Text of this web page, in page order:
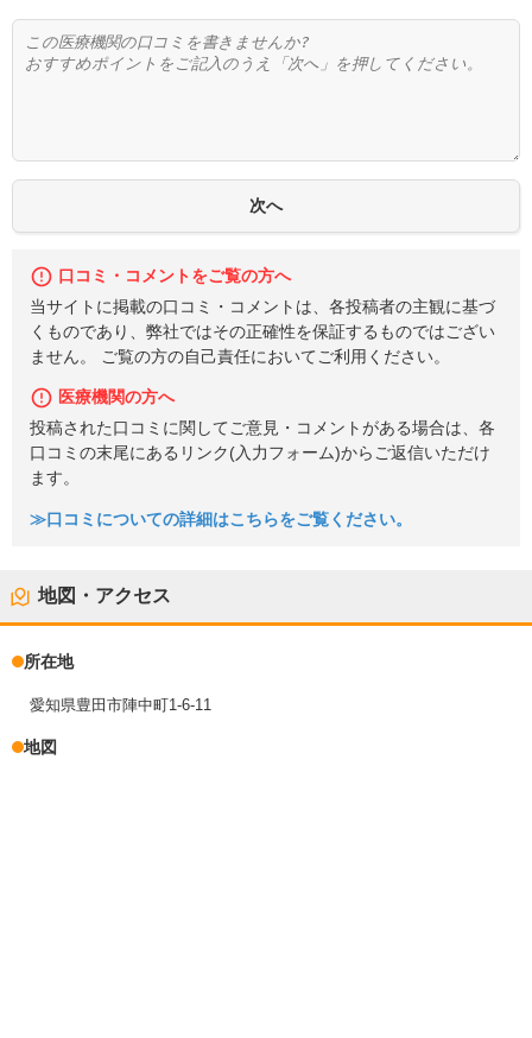
口コミ・コメントをご覧の方へ
当サイトに掲載の口コミ・コメントは、各投稿者の主観に基づ
くものであり、弊社ではその正確性を保証するものではござい
ません。 ご覧の方の自己責任においてご利用ください。
医療機関の方へ
投稿された口コミに関してご意見・コメントがある場合は、各
口コミの末尾にあるリンク(入力フォーム)からご返信いただけ
ます。
≫口コミについての詳細はこちらをご覧ください。
地図・アクセス
所在地
愛知県豊田市陣中町1-6-11
地図